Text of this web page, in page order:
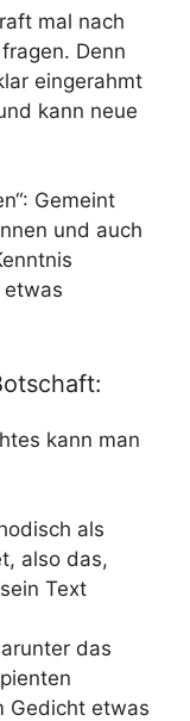
mal nach
Denn
eingerahmt
kann neue
Gemeint
und auch
etwas
kann man
als
also das,
Text
das
Gedicht etwas